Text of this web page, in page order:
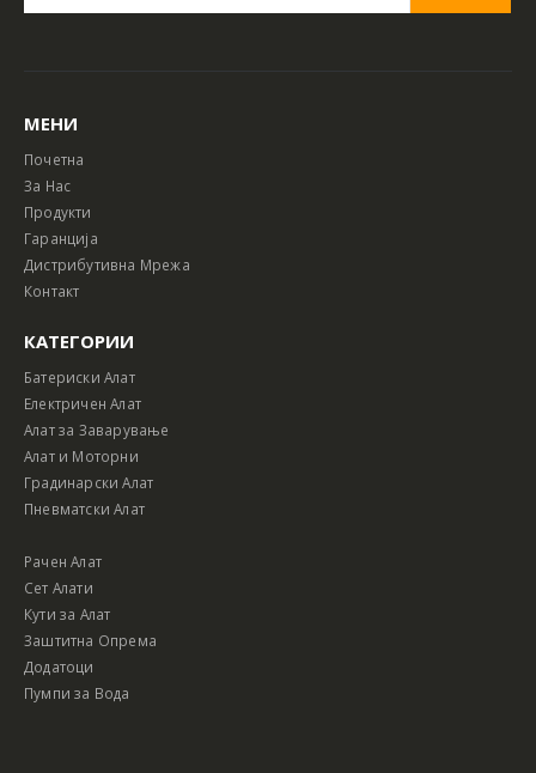
МЕНИ
Почетна
За Нас
Продукти
Гаранција
Дистрибутивна Мрежа
Контакт
КАТЕГОРИИ
Батериски Алат
Електричен Алат
Алат за Заварување
Алат и Моторни
Градинарски Алат
Пневматски Алат
Рачен Алат
Сет Алати
Кути за Алат
Заштитна Опрема
Додатоци
Пумпи за Вода